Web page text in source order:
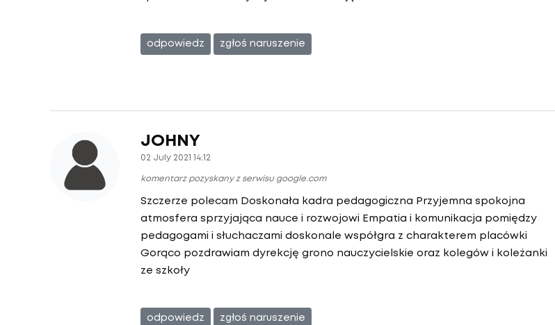
odpowiedz zgłoś naruszenie
JOHNY
02 July 2021 14:12
komentarz pozyskany z serwisu google.com
Szczerze polecam Doskonała kadra pedagogiczna Przyjemna spokojna
atmosfera sprzyjająca nauce i rozwojowi Empatia i komunikacja pomiędzy
pedagogami i słuchaczami doskonale współgra z charakterem placówki
Gorąco pozdrawiam dyrekcję grono nauczycielskie oraz kolegów i koleżanki
ze szkoły
odpowiedz zgłoś naruszenie